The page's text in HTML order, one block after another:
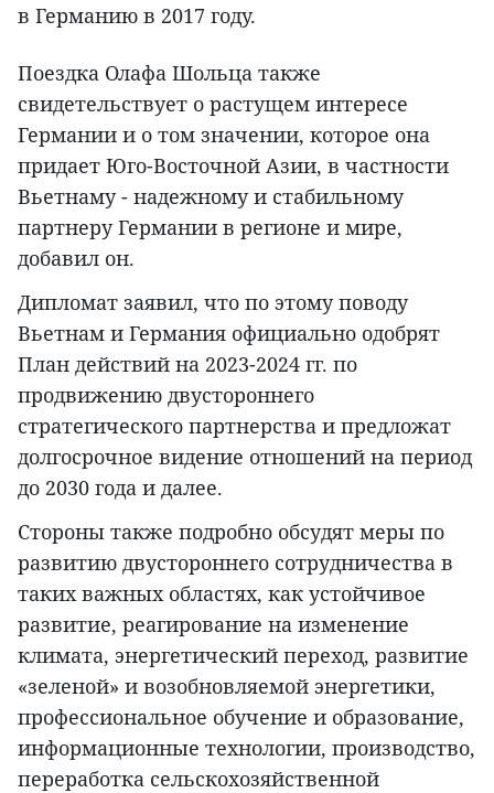
в Германию в 2017 году.
Поездка Олафа Шольца также
свидетельствует о растущем интересе
Германии и о том значении, которое она
придает Юго-Восточной Азии, в частности
Вьетнаму - надежному и стабильному
партнеру Германии в регионе и мире,
добавил он.
Дипломат заявил, что по этому поводу
Вьетнам и Германия официально одобрят
План действий на 2023-2024 гг. по
продвижению двустороннего
стратегического партнерства и предложат
долгосрочное видение отношений на период
до 2030 года и далее.
Стороны также подробно обсудят меры по
развитию двустороннего сотрудничества в
таких важных областях, как устойчивое
развитие, реагирование на изменение
климата, энергетический переход, развитие
«зеленой» и возобновляемой энергетики,
профессиональное обучение и образование,
информационные технологии, производство,
переработка сельскохозяйственной